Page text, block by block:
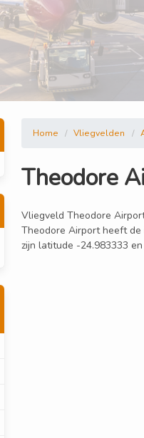
Home Vliegvelden
Theodore
Vliegveld Theodore
Theodore Airport heeft de
zijn latitude -24.983333